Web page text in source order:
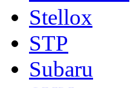
Stellox
STP
Subaru